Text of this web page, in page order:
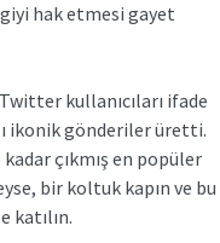
hak etmesi gayet
kullanıcıları ifade
ikonik gönderiler üretti.
çıkmış en popüler
bir koltuk kapın ve bu
katılın.